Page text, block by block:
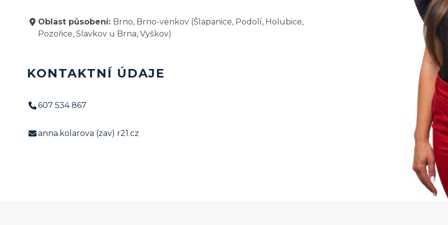
Oblast působení: Brno, Brno-venkov (Šlapanice, Podolí, Holubice,
Pozořice, Slavkov u Brna, Vyškov)
KONTAKTNÍ ÚDAJE
‭607 534 867‬
anna.kolarova (zav) r21.cz